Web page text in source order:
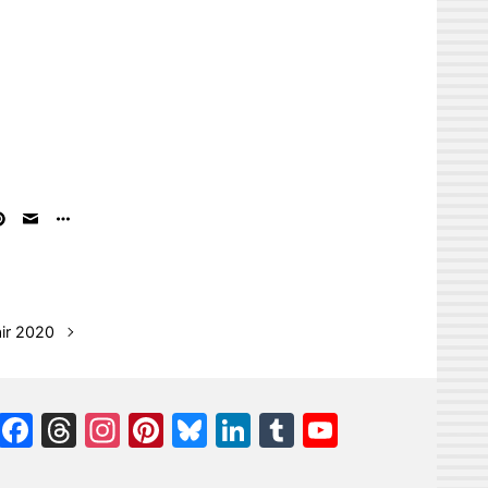
2020
Facebook
Threads
Instagram
Pinterest
Bluesky
LinkedIn
Tumblr